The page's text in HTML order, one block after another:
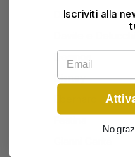
Daniel Wellington
Disney
Iscriviti alla
Email
No